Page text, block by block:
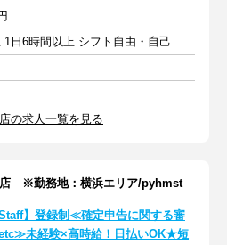
週3日以上 1日6時間以上 シフト自由・自己申告
の求人一覧を見る
※勤務地：横浜エリア/pyhmst
Staff】登録制≪確定申告に関する審
未経験×高時給！日払いOK★短